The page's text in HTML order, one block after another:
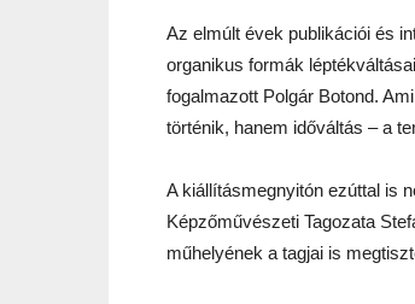
Az elmúlt évek publikációi és
organikus formák
fogalmazott Polgár Botond.
történik, hanem időváltás – a
A kiállításmegnyitón ezúttal is
Képzőművészeti Tagozata
műhelyének a tagjai is